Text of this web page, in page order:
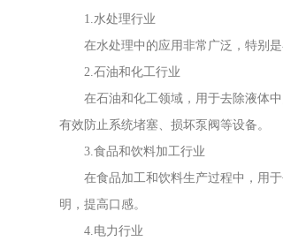
1.水处理行业
在水处理中的应用非常广泛，特别是
2.石油和化工行业
在石油和化工领域，用于去除液体中
有效防止系统堵塞、损坏泵阀等设备。
3.食品和饮料加工行业
在食品加工和饮料生产过程中，用于
明，提高口感。
4.电力行业